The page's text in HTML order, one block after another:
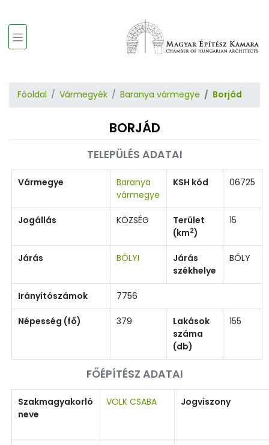
Főoldal Vármegyék Baranya vármegye Borjád
BORJÁD
TELEPÜLÉS ADATAI
Vármegye
Baranya
vármegye
KSH kód 06725
Jogállás KÖZSÉG
Terület
(km2)
15
Járás BÓLYI
Járás
székhelye
BÓLY
Irányítószámok 7756
Népesség (fő) 379
Lakások
száma
(db)
155
FŐÉPÍTÉSZ ADATAI
Szakmagyakorló
neve
VOLK CSABA Jogviszony